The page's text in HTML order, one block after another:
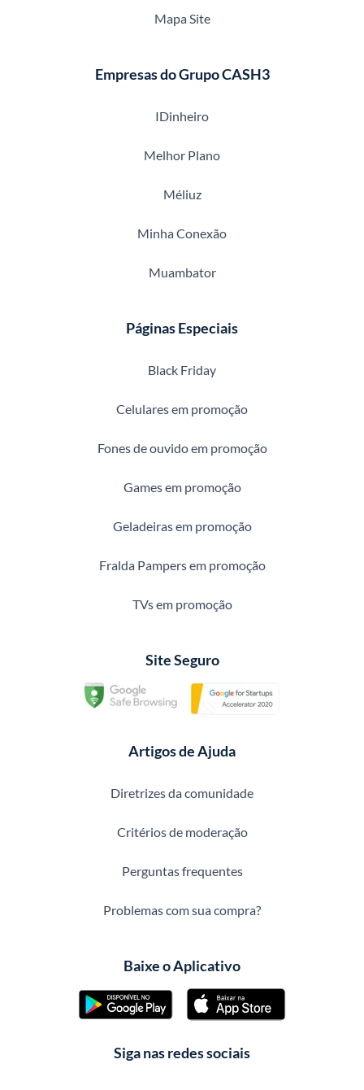
Mapa Site
Empresas do Grupo CASH3
IDinheiro
Melhor Plano
Méliuz
Minha Conexão
Muambator
Páginas Especiais
Black Friday
Celulares em promoção
Fones de ouvido em promoção
Games em promoção
Geladeiras em promoção
Fralda Pampers em promoção
TVs em promoção
Site Seguro
Artigos de Ajuda
Diretrizes da comunidade
Critérios de moderação
Perguntas frequentes
Problemas com sua compra?
Baixe o Aplicativo
Siga nas redes sociais